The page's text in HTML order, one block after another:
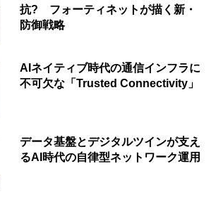
抗? フォーティネットが描く新・
防御戦略
AIネイティブ時代の通信インフラに
不可欠な「Trusted Connectivity」
データ基盤とデジタルツインが支え
るAI時代の自律型ネットワーク運用